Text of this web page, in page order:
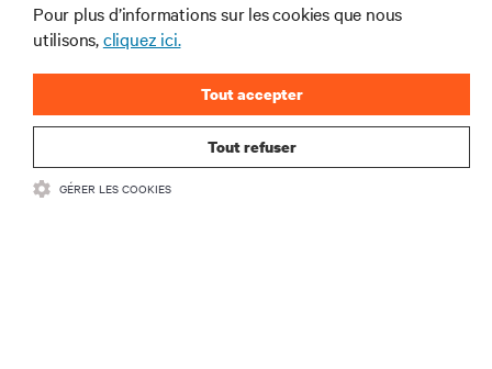
ENTREPRISE
COMMUNIQUEZ AVEC NOUS
Pour plus d’informations sur les cookies que nous
utilisons,cliquez ici.
Tout refuser
Tout accepter
GÉRER LES COOKIES